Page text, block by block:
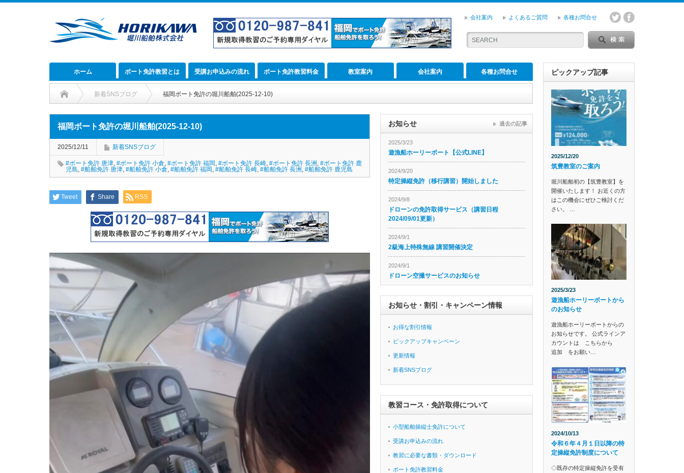
会社案内 よくあるご質問 各種お問合せ
ホーム ボート免許教習とは 受講お申込みの流れ ボート免許教習料金 教室案内 会社案内 各種お問合せ
新着SNSブログ 福岡ボート免許の堀川船舶(2025-12-10)
福岡ボート免許の堀川船舶(2025-12-10)
2025/12/11 新着SNSブログ
#ボート免許 唐津, #ボート免許 小倉, #ボート免許 福岡 , #ボート免許 長崎, #ボート免許 長洲 , #ボート免許 鹿
児島, #船舶免許 唐津, #船舶免許 小倉, #船舶免許 福岡 , #船舶免許 長崎, #船舶免許 長洲 , #船舶免許 鹿児島
Tweet Share RSS
お知らせ
2025/3/23
遊漁船ホーリーボート【公式LINE】
2024/9/20
特定操縦免許（移行講習）開始しました
2024/9/8
ドローンの免許取得サービス（講習日程
2024/09/01更新）
2024/9/1
2級海上特殊無線 講習開催決定
2024/9/1
ドローン空撮サービスのお知らせ
過去の記事
お知らせ・割引・キャンペーン情報
お得な割引情報
ピックアップキャンペーン
更新情報
新着SNSブログ
教習コース・免許取得について
小型船舶操縦士免許について
受講お申込みの流れ
教習に必要な書類・ダウンロード
ボート免許教習料金
ピックアップ記事
2025/12/20
筑豊教室のご案内
堀川船舶初の【筑豊教室】を
開催いたします！ お近くの方
はこの機会にぜひご検討くだ
さい。 …
2025/3/23
遊漁船ホーリーボートから
のお知らせ
遊漁船ホーリーボートからの
お知らせです。 公式ラインア
カウントは こちらから
追加 をお願い…
2024/10/13
令和６年４月１日以降の特
定操縦免許制度について
◇既存の特定操縦免許を受有